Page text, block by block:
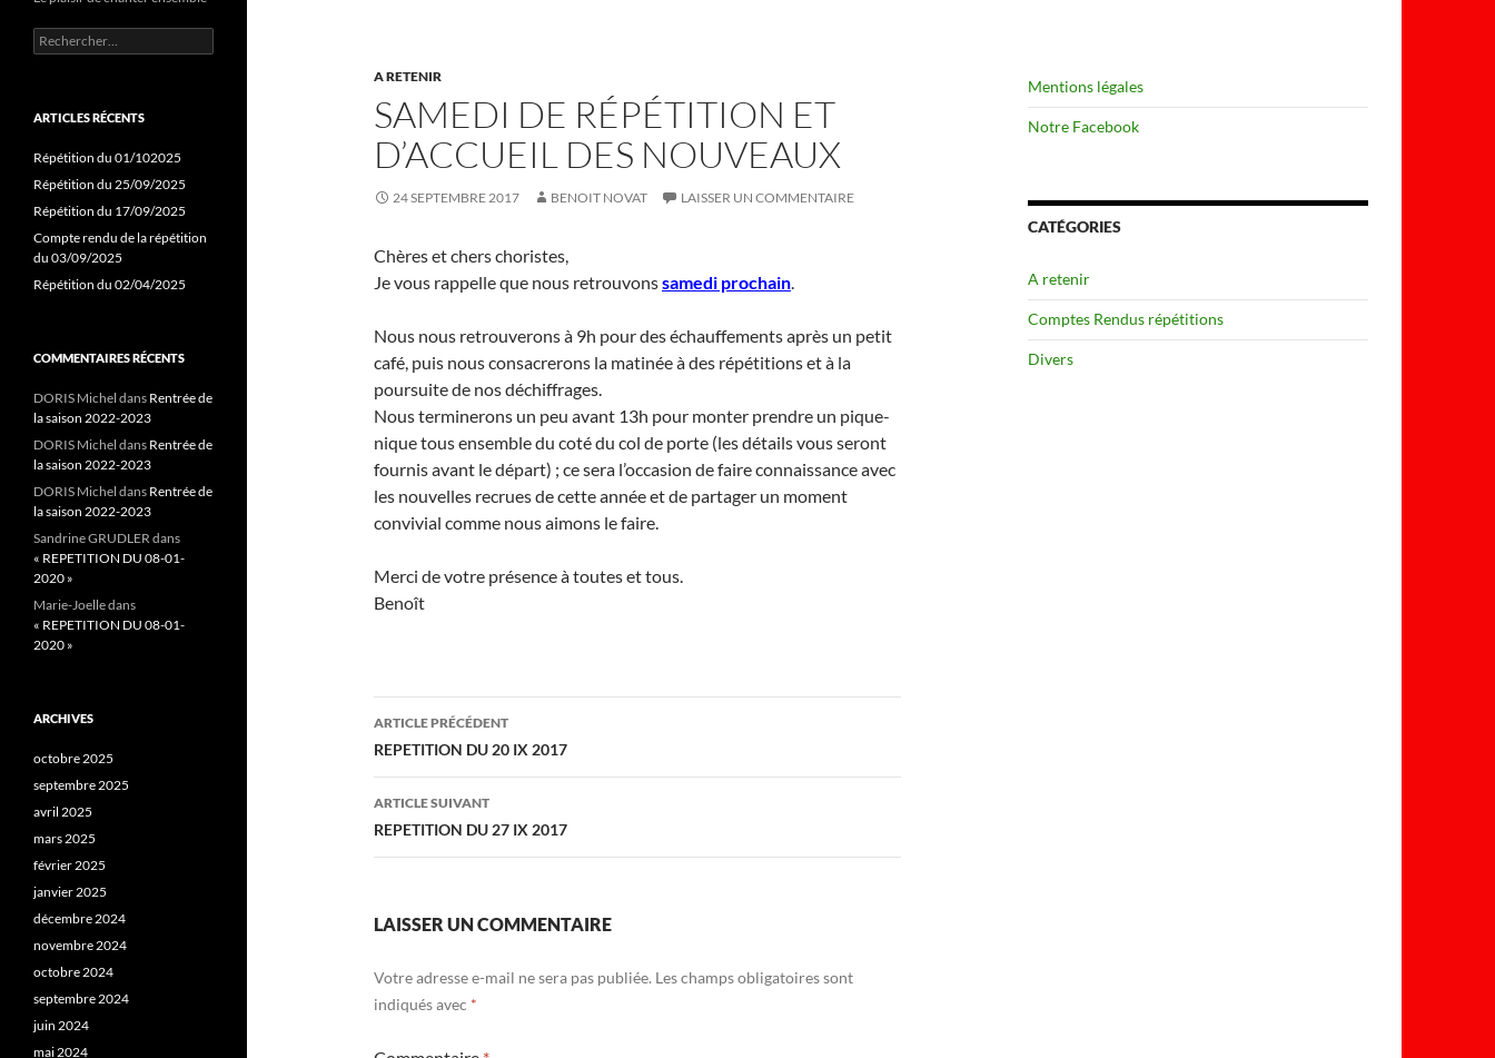
A RETENIR
SAMEDI DE RÉPÉTITION ET
D’ACCUEIL DES NOUVEAUX
24 SEPTEMBRE 2017 BENOIT NOVAT LAISSER UN COMMENTAIRE
Chères et chers choristes,
Je vous rappelle que nous retrouvonssamedi prochain.
Nous nous retrouverons à 9h pour des échauffements après un petit
café, puis nous consacrerons la matinée à des répétitions et à la
poursuite de nos déchiffrages.
Nous terminerons un peu avant 13h pour monter prendre un pique-
nique tous ensemble du coté du col de porte (les détails vous seront
fournis avant le départ) ; ce sera l’occasion de faire connaissance avec
les nouvelles recrues de cette année et de partager un moment
convivial comme nous aimons le faire.
Merci de votre présence à toutes et tous.
Benoît
Navigation
des
articles
ARTICLE PRÉCÉDENT
REPETITION DU 20 IX 2017
ARTICLE SUIVANT
REPETITION DU 27 IX 2017
LAISSER UN COMMENTAIRE
Votre adresse e-mail ne sera pas publiée. Les champs obligatoires sont
indiqués avec *
Mentions légales
Notre Facebook
CATÉGORIES
A retenir
Comptes Rendus répétitions
Divers
Rechercher :
ARTICLES RÉCENTS
Répétition du 01/102025
Répétition du 25/09/2025
Répétition du 17/09/2025
Compte rendu de la répétition
du 03/09/2025
Répétition du 02/04/2025
COMMENTAIRES RÉCENTS
DORIS Michel dans Rentrée de
la saison 2022-2023
DORIS Michel dans Rentrée de
la saison 2022-2023
DORIS Michel dans Rentrée de
la saison 2022-2023
Sandrine GRUDLERdans
« REPETITION DU 08-01-
2020 »
Marie-Joelledans
« REPETITION DU 08-01-
2020 »
ARCHIVES
octobre 2025
septembre 2025
avril 2025
mars 2025
février 2025
janvier 2025
décembre 2024
novembre 2024
octobre 2024
septembre 2024
juin 2024
mai 2024